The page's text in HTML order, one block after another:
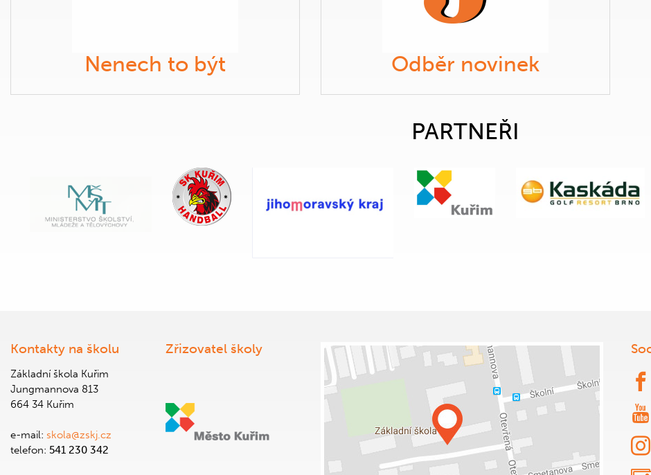
Nenech to být Odběr novinek
PARTNEŘI
Kontakty na školu
Základní škola Kuřim
Jungmannova 813
664 34 Kuřim
e-mail: skola@zskj.cz
telefon: 541 230 342
Zřizovatel školy